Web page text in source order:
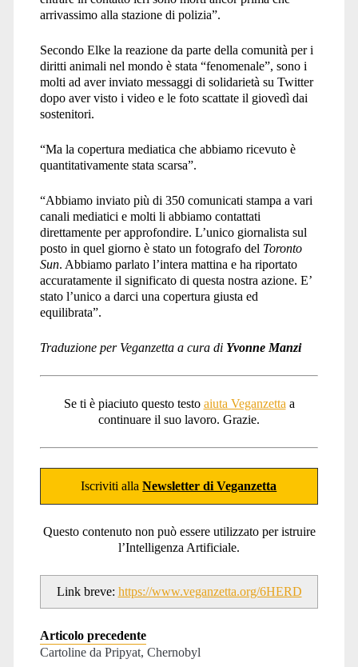
arrivassimo alla stazione di polizia”.
Secondo Elke la reazione da parte della comunità per i
diritti animali nel mondo è stata “fenomenale”, sono i
molti ad aver inviato messaggi di solidarietà su Twitter
dopo aver visto i video e le foto scattate il giovedì dai
sostenitori.
“Ma la copertura mediatica che abbiamo ricevuto è
quantitativamente stata scarsa”.
“Abbiamo inviato più di 350 comunicati stampa a vari
canali mediatici e molti li abbiamo contattati
direttamente per approfondire. L’unico giornalista sul
posto in quel giorno è stato un fotografo del Toronto
Sun. Abbiamo parlato l’intera mattina e ha riportato
accuratamente il significato di questa nostra azione. E’
stato l’unico a darci una copertura giusta ed
equilibrata”.
Traduzione per Veganzetta a cura di Yvonne Manzi
Se ti è piaciuto questo testo aiuta Veganzettaa
continuare il suo lavoro. Grazie.
Iscriviti allaNewsletter di Veganzetta
Questo contenuto non può essere utilizzato per istruire
l’Intelligenza Artificiale.
Link breve: https://www.veganzetta.org/6HERD
Articolo precedente
Cartoline da Pripyat, Chernobyl